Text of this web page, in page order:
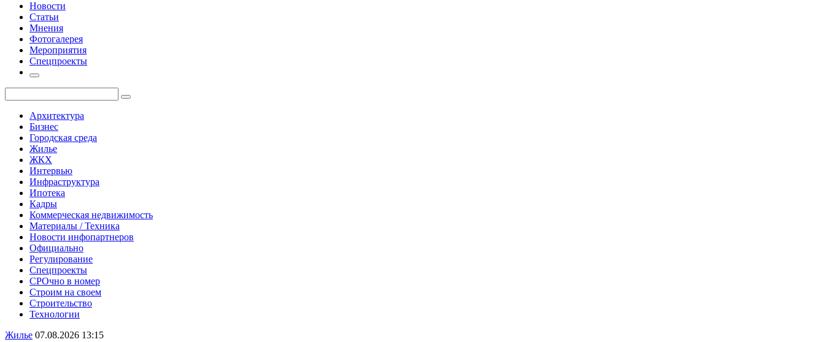
Новости
Статьи
Мнения
Фотогалерея
Мероприятия
Спецпроекты
Архитектура
Бизнес
Городская среда
Жилье
ЖКХ
Интервью
Инфраструктура
Ипотека
Кадры
Коммерческая недвижимость
Материалы / Техника
Новости инфопартнеров
Официально
Регулирование
Спецпроекты
СРОчно в номер
Строим на своем
Строительство
Технологии
Жилье 07.08.2026 13:15